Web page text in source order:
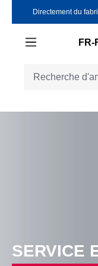
Passer au contenu
Directement du
FR-
SERVICE